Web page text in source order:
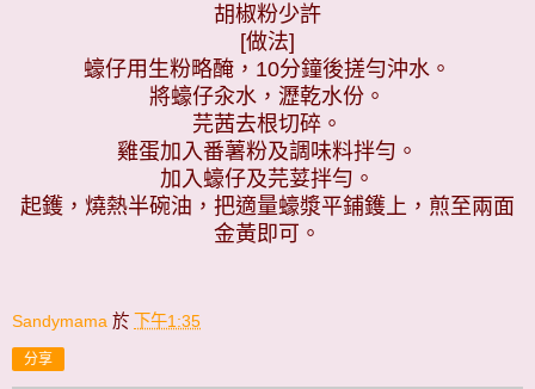
胡椒粉少許
[做法]
蠔仔用生粉略醃， 10分鐘後搓勻沖水。
將蠔仔汆水， 瀝乾水份。
芫茜去根切碎。
雞蛋加入 番薯粉及調味料拌勻 。
加 入 蠔仔及芫荽拌勻 。
起鑊， 燒熱半碗油，把適量蠔漿平鋪鑊上，煎至兩面
金黃即可。
Sandymama 於 下午1:35
分享